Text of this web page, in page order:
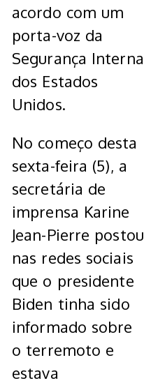
acordo com um
porta-voz da
Segurança Interna
dos Estados
Unidos.
No começo desta
sexta-feira (5), a
secretária de
imprensa Karine
Jean-Pierre postou
nas redes sociais
que o presidente
Biden tinha sido
informado sobre
o terremoto e
estava